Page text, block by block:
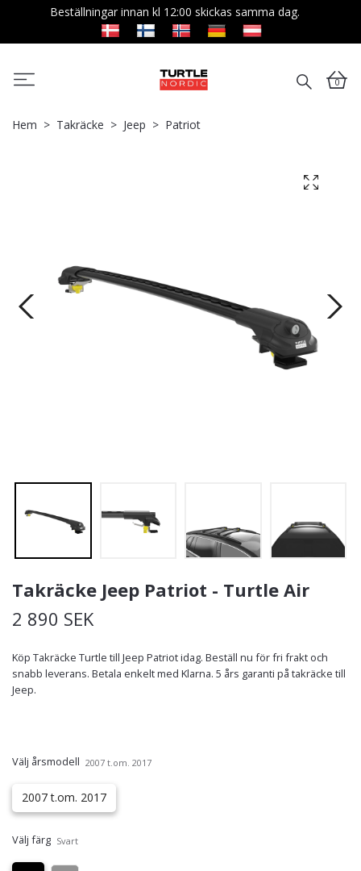
Beställningar innan kl 12:00 skickas samma dag.
0
Hem Takräcke Jeep Patriot
Takräcke Jeep Patriot - Turtle Air
2 890 SEK
Köp Takräcke Turtle till Jeep Patriot idag. Beställ nu för fri frakt och
snabb leverans. Betala enkelt med Klarna. 5 års garanti på takräcke till
Jeep.
Välj årsmodell 2007 t.om. 2017
2007 t.om. 2017
Välj färg Svart